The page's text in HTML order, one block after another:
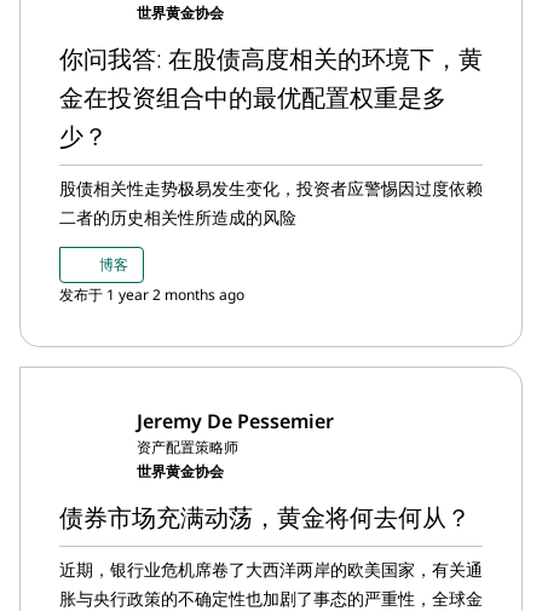
世界黄金协会
你问我答: 在股债高度相关的环境下，黄
金在投资组合中的最优配置权重是多
少？
股债相关性走势极易发生变化，投资者应警惕因过度依赖
二者的历史相关性所造成的风险
博客
发布于 1 year 2 months ago
Jeremy De Pessemier
资产配置策略师
世界黄金协会
债券市场充满动荡，黄金将何去何从？
近期，银行业危机席卷了大西洋两岸的欧美国家，有关通
胀与央行政策的不确定性也加剧了事态的严重性，全球金